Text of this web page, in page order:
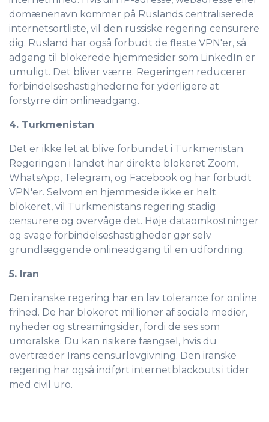
domænenavn kommer på Ruslands centraliserede
internetsortliste, vil den russiske regering censurere
dig. Rusland har også forbudt de fleste VPN'er, så
adgang til blokerede hjemmesider som LinkedIn er
umuligt. Det bliver værre. Regeringen reducerer
forbindelseshastighederne for yderligere at
forstyrre din onlineadgang.
4. Turkmenistan
Det er ikke let at blive forbundet i Turkmenistan.
Regeringen i landet har direkte blokeret Zoom,
WhatsApp, Telegram, og Facebook og har forbudt
VPN'er. Selvom en hjemmeside ikke er helt
blokeret, vil Turkmenistans regering stadig
censurere og overvåge det. Høje dataomkostninger
og svage forbindelseshastigheder gør selv
grundlæggende onlineadgang til en udfordring.
5. Iran
Den iranske regering har en lav tolerance for online
frihed. De har blokeret millioner af sociale medier,
nyheder og streamingsider, fordi de ses som
umoralske. Du kan risikere fængsel, hvis du
overtræder Irans censurlovgivning. Den iranske
regering har også indført internetblackouts i tider
med civil uro.